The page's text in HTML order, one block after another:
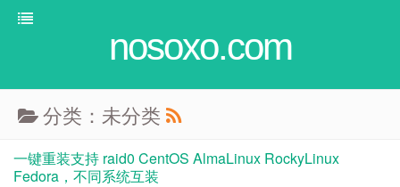
nosoxo.com
分类：未分类
一键重装支持 raid0 CentOS AlmaLinux RockyLinux
Fedora，不同系统互装